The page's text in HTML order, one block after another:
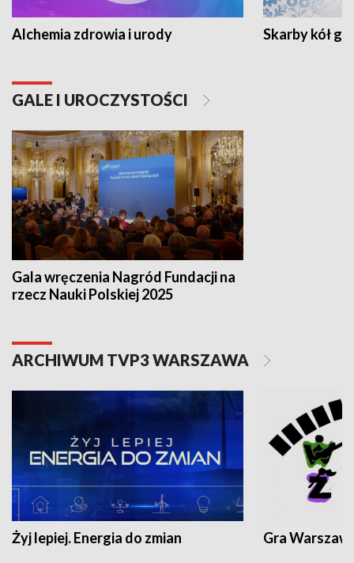
Alchemia zdrowia i urody Skarby kół
GALE I UROCZYSTOŚCI
Gala wręczenia Nagród Fundacji na
rzecz Nauki Polskiej 2025
ARCHIWUM TVP3 WARSZAWA
Żyj lepiej. Energia do zmian Gra